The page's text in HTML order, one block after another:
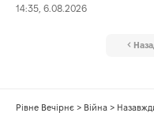
14:35, 6.08.2026
Рівне Вечірнє > Війна >